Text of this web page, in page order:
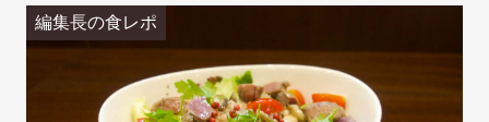
編集長の食レポ